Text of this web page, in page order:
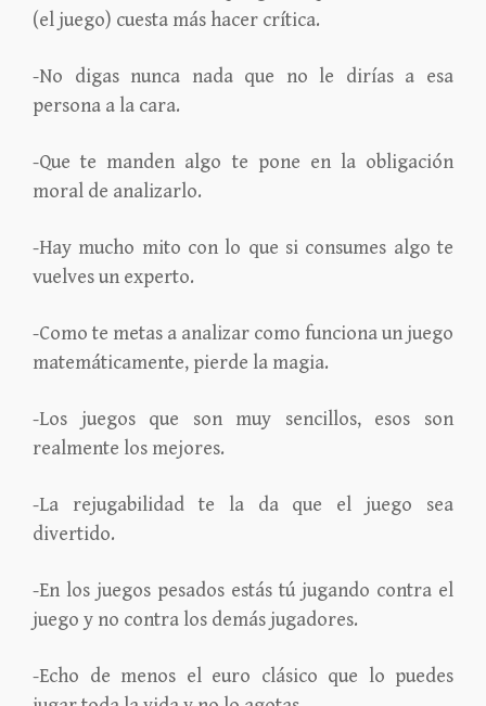
(el juego) cuesta más hacer crítica.
-No digas nunca nada que no le dirías a esa
persona a la cara.
-Que te manden algo te pone en la obligación
moral de analizarlo.
-Hay mucho mito con lo que si consumes algo te
vuelves un experto.
-Como te metas a analizar como funciona un juego
matemáticamente, pierde la magia.
-Los juegos que son muy sencillos, esos son
realmente los mejores.
-La rejugabilidad te la da que el juego sea
divertido.
-En los juegos pesados estás tú jugando contra el
juego y no contra los demás jugadores.
-Echo de menos el euro clásico que lo puedes